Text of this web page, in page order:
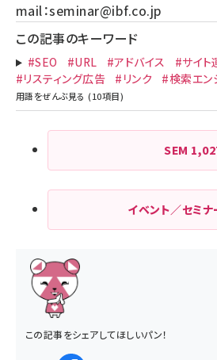
mail：seminar@ibf.co.jp
この記事のキーワード
#SEO #URL #アドバイス
#サイト
#リスティング広告
#リンク #検索エン
SEM
イベント／セミナ
この記事をシェアしてほしいパン！